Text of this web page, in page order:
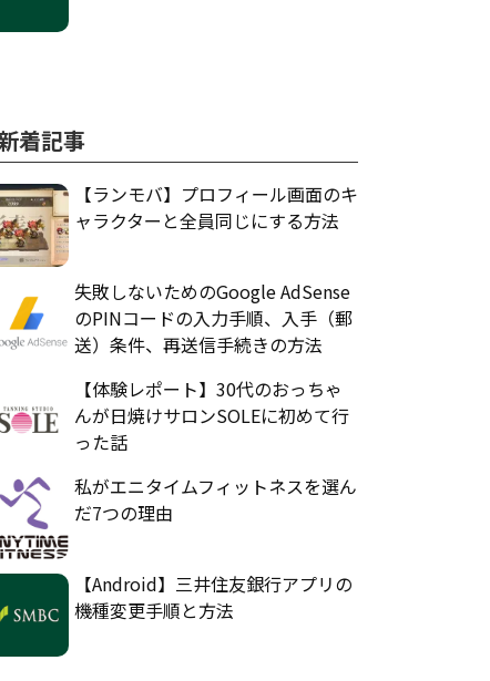
着記事
【ランモバ】プロフィール画面のキ
ャラクターと全員同じにする方法
失敗しないためのGoogle AdSense
のPINコードの入力手順、入手（郵
送）条件、再送信手続きの方法
【体験レポート】30代のおっちゃ
んが日焼けサロンSOLEに初めて行
った話
私がエニタイムフィットネスを選ん
だ7つの理由
【Android】三井住友銀行アプリの
機種変更手順と方法